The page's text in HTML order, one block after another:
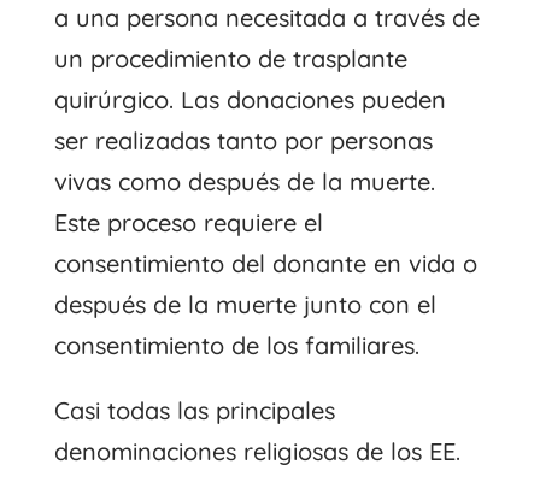
a una persona necesitada a través de
un procedimiento de trasplante
quirúrgico. Las donaciones pueden
ser realizadas tanto por personas
vivas como después de la muerte.
Este proceso requiere el
consentimiento del donante en vida o
después de la muerte junto con el
consentimiento de los familiares.
Casi todas las principales
denominaciones religiosas de los EE.